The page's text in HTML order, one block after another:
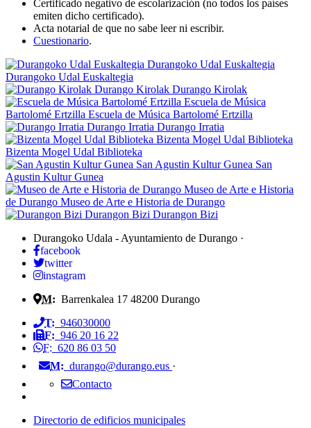
Certificado negativo de escolarización (no todos los países
emiten dicho certificado).
Acta notarial de que no sabe leer ni escribir.
Cuestionario.
Durangoko Udal Euskaltegia
Durangoko Udal Euskaltegia
Durango Kirolak Durango Kirolak
Escuela de Música
Bartolomé Ertzilla Escuela de Música Bartolomé Ertzilla
Durango Irratia Durango Irratia
Bizenta Mogel Udal Biblioteka
Bizenta Mogel Udal Biblioteka
San Agustin Kultur Gunea San
Agustin Kultur Gunea
Museo de Arte e Historia
de Durango Museo de Arte e Historia de Durango
Durangon Bizi Durangon Bizi
Durangoko Udala - Ayuntamiento de Durango ·
facebook
twitter
instagram
M: Barrenkalea 17 48200 Durango
T: 946030000
F: 946 20 16 22
F: 620 86 03 50
M: durango@durango.eus ·
Contacto
Directorio de edificios municipales